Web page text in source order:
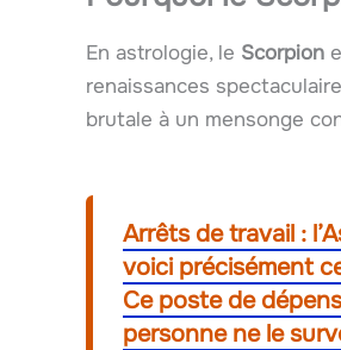
En astrologie, le Scorpion
renaissances
brutale à un mensonge
Arrêts de travail :
voici précisément
Ce poste de
personne ne le